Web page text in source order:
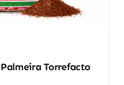
Torrefacto